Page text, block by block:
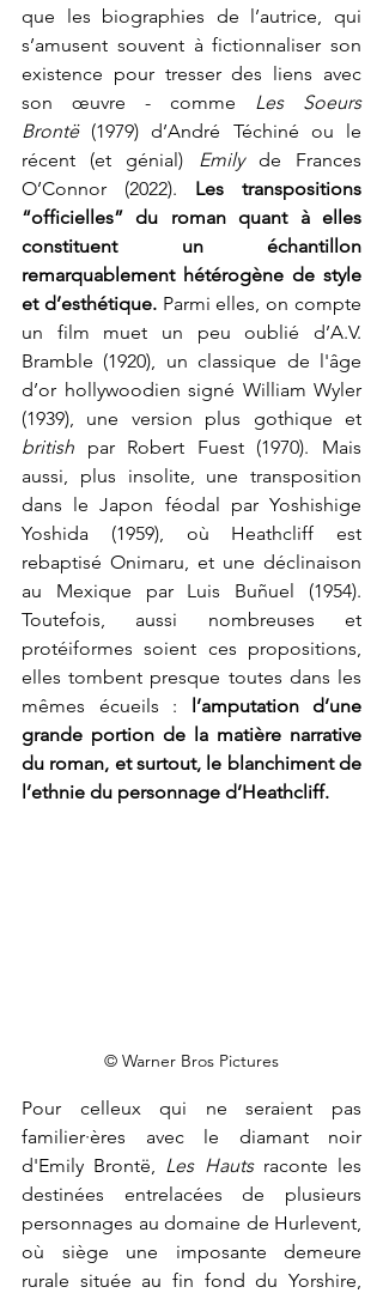
que les biographies de l’autrice, qui
s’amusent souvent à fictionnaliser son
existence pour tresser des liens avec
son œuvre - comme
Les Soeurs
Brontë (1979) d’André Téchiné ou le
récent (et génial)
Emily de Frances
O’Connor (2022). Les transpositions
“officielles” du roman quant à elles
constituent un échantillon
remarquablement hétérogène de style
et d’esthétique. Parmi elles, on compte
un film muet un peu oublié d’A.V.
Bramble (1920), un classique de l'âge
d’or hollywoodien signé William Wyler
british par Robert Fuest (1970). Mais
aussi, plus insolite, une transposition
dans le Japon féodal par Yoshishige
Yoshida (1959), où Heathcliff est
rebaptisé Onimaru, et une déclinaison
au Mexique par Luis Buñuel (1954).
Toutefois, aussi nombreuses et
protéiformes soient ces propositions,
elles tombent presque toutes dans les
mêmes écueils : l’amputation d’une
grande portion de la matière narrative
du roman, et surtout, le blanchiment de
l’ethnie du personnage d’Heathcliff.
© Warner Bros Pictures
Pour celleux qui ne seraient pas
familier·ères avec le diamant noir
d'Emily Brontë, Les Hauts raconte les
destinées entrelacées de plusieurs
personnages au domaine de Hurlevent,
où siège une imposante demeure
rurale située au fin fond du Yorshire,